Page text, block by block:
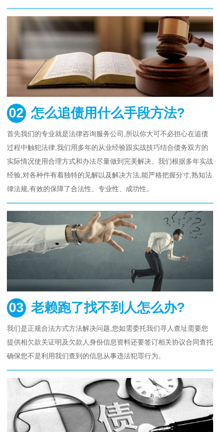
02 怎么追债用什么手段方法?
首先我们的专业就是法律咨询服务公司,所以你大可不必担心在追债
过程中触犯法律,我们用多年的从业经验跟实战技巧结合债务双方的
实际情况使用合理方式和办法尽量做到完美解决。我们根据多年实战
经验,对各种件有着独特的见解以及解决方法,能严格把握分寸,熟知法
律法规,有效的保障了合法性、专业性、成功性。
03 老赖跑了找不到人怎么办?
我们是正规合法方式方法解决问题,您如需委托我们寻人查址需要您
提供相欠款关证明及欠款人身份信息资料还要签订相关协议合同查托
确保您不是利用我们查到的信息从事违法犯罪行为。